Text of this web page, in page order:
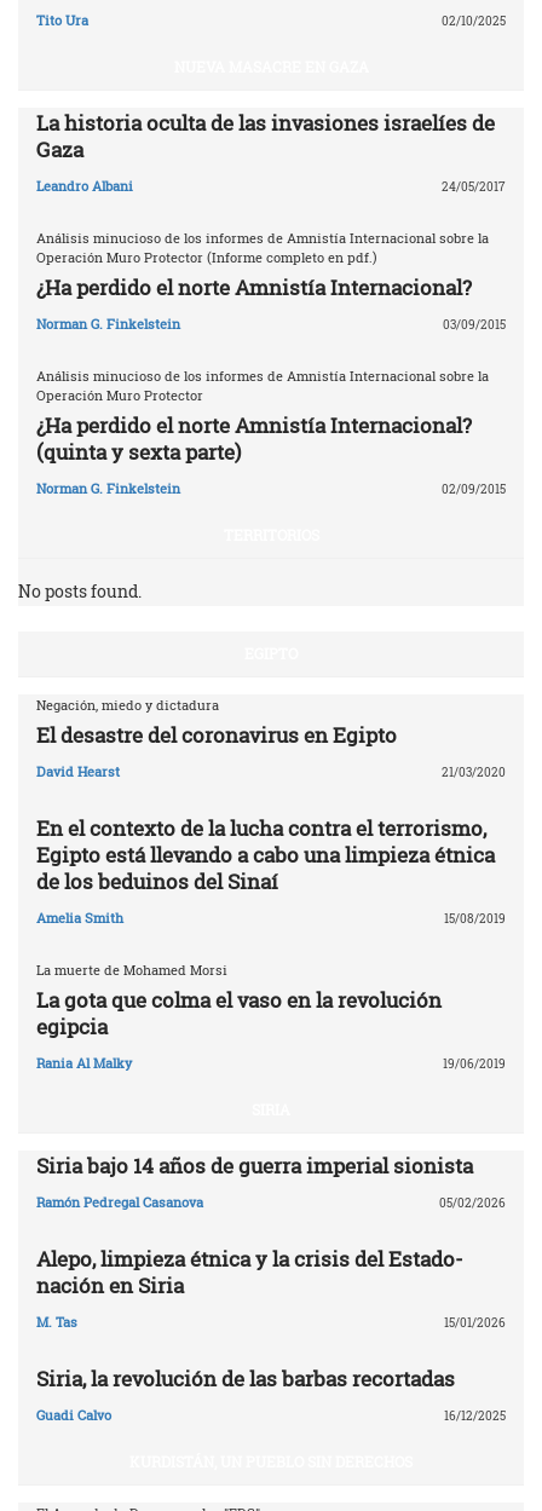
Tito Ura 02/10/2025
La historia oculta de las invasiones israelíes de
Gaza
Leandro Albani 24/05/2017
Análisis minucioso de los informes de Amnistía Internacional sobre la
Operación Muro Protector (Informe completo en pdf.)
¿Ha perdido el norte Amnistía Internacional?
Norman G. Finkelstein 03/09/2015
Análisis minucioso de los informes de Amnistía Internacional sobre la
Operación Muro Protector
¿Ha perdido el norte Amnistía Internacional?
(quinta y sexta parte)
Norman G. Finkelstein 02/09/2015
No posts found.
Negación, miedo y dictadura
El desastre del coronavirus en Egipto
David Hearst 21/03/2020
En el contexto de la lucha contra el terrorismo,
Egipto está llevando a cabo una limpieza étnica
de los beduinos del Sinaí
Amelia Smith 15/08/2019
La muerte de Mohamed Morsi
La gota que colma el vaso en la revolución
egipcia
Rania Al Malky 19/06/2019
Siria bajo 14 años de guerra imperial sionista
Ramón Pedregal Casanova 05/02/2026
Alepo, limpieza étnica y la crisis del Estado-
nación en Siria
M. Tas 15/01/2026
Siria, la revolución de las barbas recortadas
Guadi Calvo 16/12/2025